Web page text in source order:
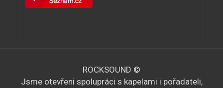
ROCKSOUND ©
Jsme otevřeni spolupráci s kapelami i pořadateli,